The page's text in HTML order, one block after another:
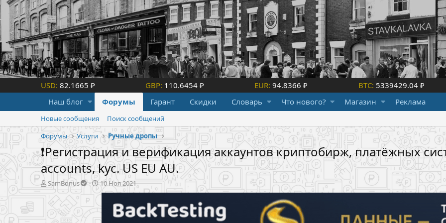
USD: 82.1665 ₽ GBP: 110.6454 ₽ EUR: 94.8366 ₽ BTC: 5339429.04 ₽
Наш блог
Форумы Гарант Скидки Словарь Что нового? Магазин Реклама
Новые сообщения
Поиск сообщений
Форумы
Услуги Ручные дропы
❗️Регистрация и верификация аккаунтов криптобирж, платёжных
accounts, kyc. US EU AU.
А
в
т
о
р
SamBonus
Д
а
н
10 Ноя 2021